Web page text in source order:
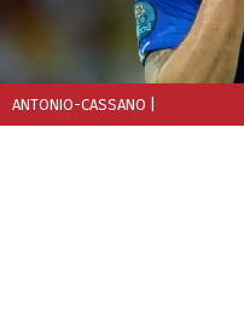
ANTONIO-CASSANO